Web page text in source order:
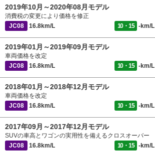
2019年10月～2020年08月モデル
消費税の変更により価格を修正
JC08
16.8km/L 10・15 -km/L
2019年01月～2019年09月モデル
車両価格を改定
JC08
16.8km/L 10・15 -km/L
2018年01月～2018年12月モデル
車両価格を改定
JC08
16.8km/L 10・15 -km/L
2017年09月～2017年12月モデル
SUVの車高とワゴンの実用性を備えるクロスオーバー
JC08
16.8km/L 10・15 -km/L